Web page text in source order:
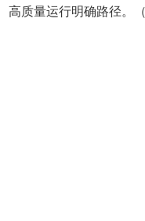
高质量运行明确路径。